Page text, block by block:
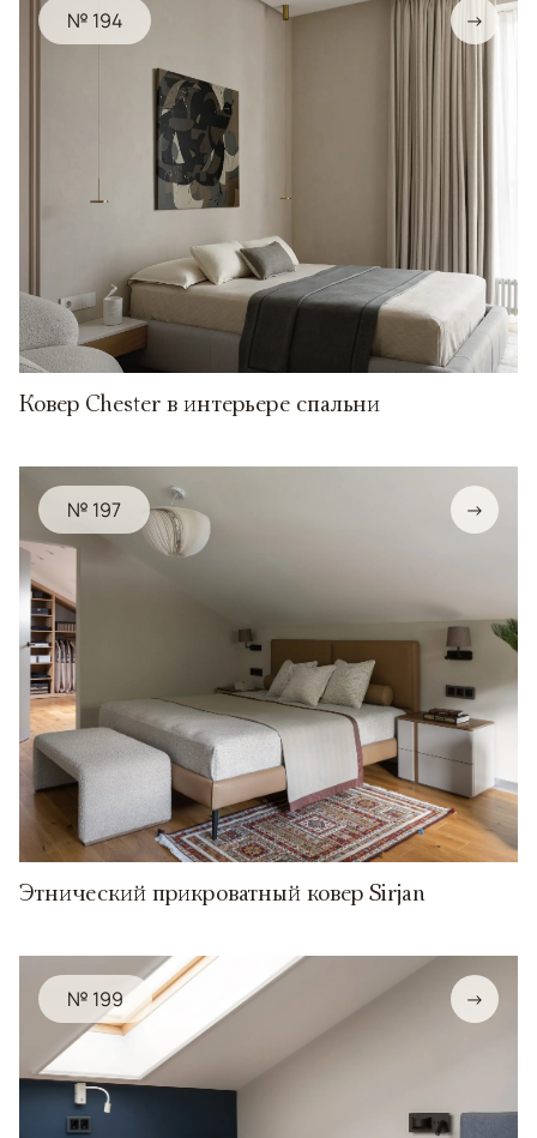
№ 194 →
Ковер Chester в интерьере спальни
№ 197 →
Этнический прикроватный ковер Sirjan
№ 199 →